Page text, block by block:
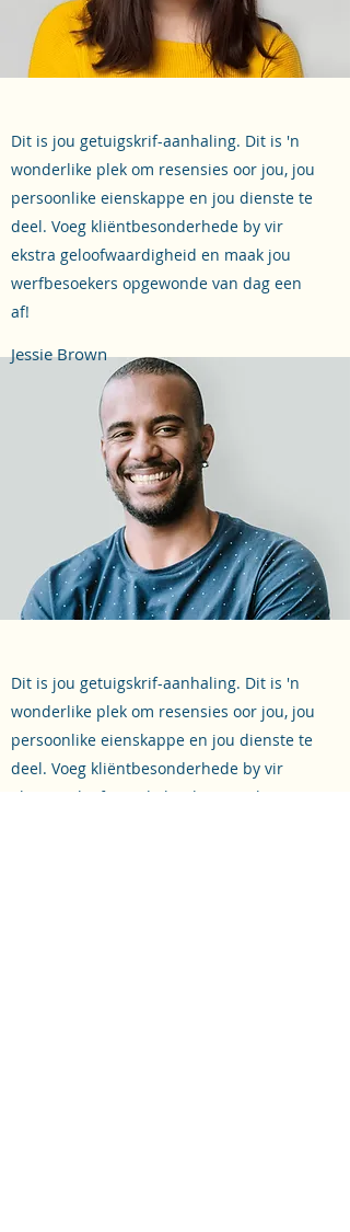
Dit is jou getuigskrif-aanhaling. Dit is 'n
wonderlike plek om resensies oor jou, jou
persoonlike eienskappe en jou dienste te
deel. Voeg kliëntbesonderhede by vir
ekstra geloofwaardigheid en maak jou
werfbesoekers opgewonde van dag een
af!
Jessie Brown
Dit is jou getuigskrif-aanhaling. Dit is 'n
wonderlike plek om resensies oor jou, jou
persoonlike eienskappe en jou dienste te
deel. Voeg kliëntbesonderhede by vir
ekstra geloofwaardigheid en maak jou